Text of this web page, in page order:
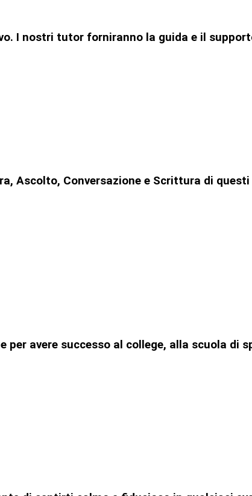
I nostri tutor forniranno la guida e il
Ascolto, Conversazione e Scrittura di
avere successo al college, alla scuola di